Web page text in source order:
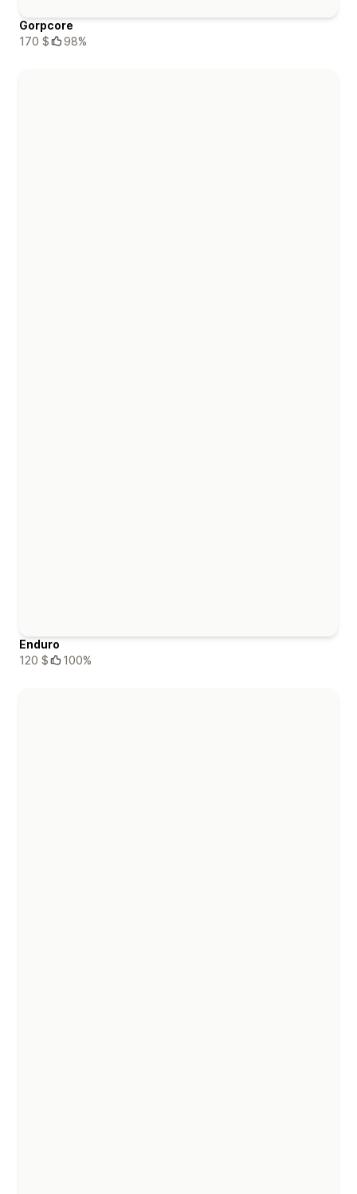
Gorpcore
170 $
98%
Enduro
120 $
100%